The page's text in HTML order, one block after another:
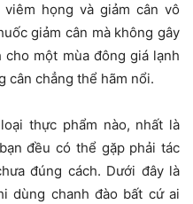
họng và giảm cân vô
giảm cân mà không gây
một mùa đông giá lạnh
cân chẳng thể hãm nổi.
thực phẩm nào, nhất là
đều có thể gặp phải tác
đúng cách. Dưới đây là
dùng chanh đào bất cứ ai